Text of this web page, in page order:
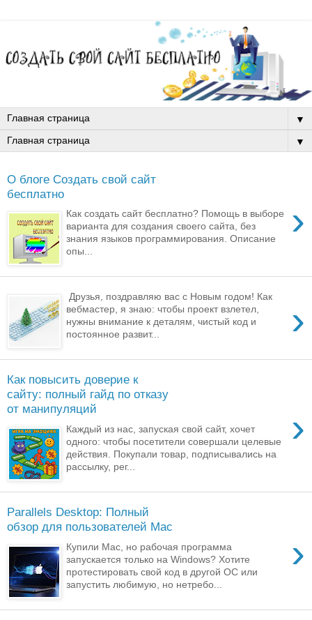
▼
▼
О блоге Создать свой сайт
бесплатно
›
Как создать сайт бесплатно? Помощь в выборе
варианта для создания своего сайта, без
знания языков программирования. Описание
опы...
›
Друзья, поздравляю вас с Новым годом! Как
вебмастер, я знаю: чтобы проект взлетел,
нужны внимание к деталям, чистый код и
постоянное развит...
Как повысить доверие к
сайту: полный гайд по отказу
от манипуляций
›
Каждый из нас, запуская свой сайт, хочет
одного: чтобы посетители совершали целевые
действия. Покупали товар, подписывались на
рассылку, рег...
Parallels Desktop: Полный
обзор для пользователей Mac
›
Купили Mac, но рабочая программа
запускается только на Windows? Хотите
протестировать свой код в другой ОС или
запустить любимую, но нетребо...